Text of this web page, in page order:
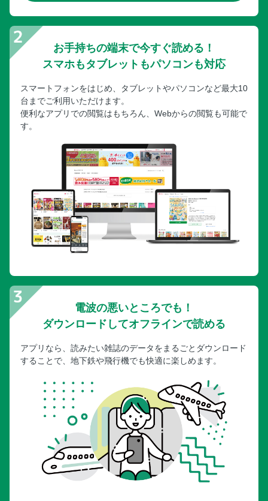
お手持ちの端末で今すぐ読める！
スマホもタブレットもパソコンも対応
スマートフォンをはじめ、タブレットやパソコンなど最大10
台までご利用いただけます。
便利なアプリでの閲覧はもちろん、Webからの閲覧も可能で
す。
電波の悪いところでも！
ダウンロードしてオフラインで読める
アプリなら、読みたい雑誌のデータをまるごとダウンロード
することで、地下鉄や飛行機でも快適に楽しめます。